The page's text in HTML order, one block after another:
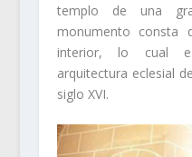
templo de una
monumento
interior, lo cual
arquitectura eclesial
siglo XVI.